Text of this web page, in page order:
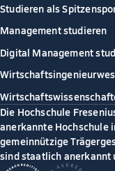
Studieren als
Management studieren
Digital Management
Die Hochschule
anerkannte Hochschule
gemeinnützige
sind staatlich anerkannt